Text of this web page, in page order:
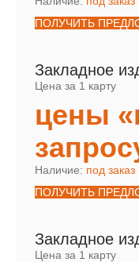
ПОЛУЧИТЬ
Закладное
Цена за 1 карту
цены
Наличие: под заказ
ПОЛУЧИТЬ
Закладное
Цена за 1 карту